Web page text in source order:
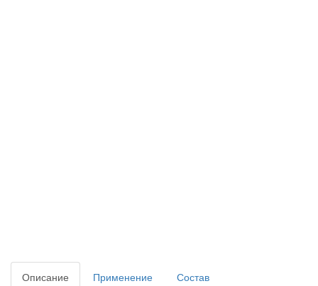
Описание Применение
Состав